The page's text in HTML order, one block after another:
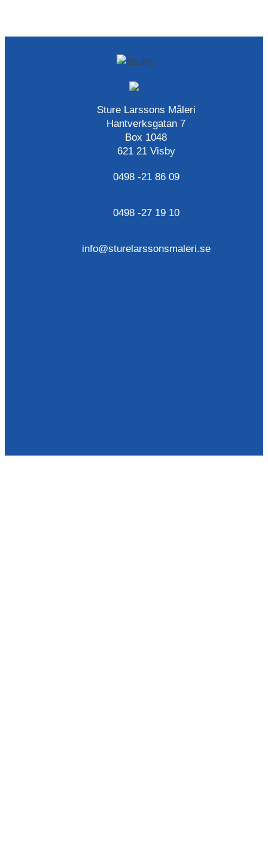
Sture Larssons Måleri
Hantverksgatan 7
Box 1048
621 21 Visby
0498 -21 86 09
0498 -27 19 10
info@sturelarssonsmaleri.se